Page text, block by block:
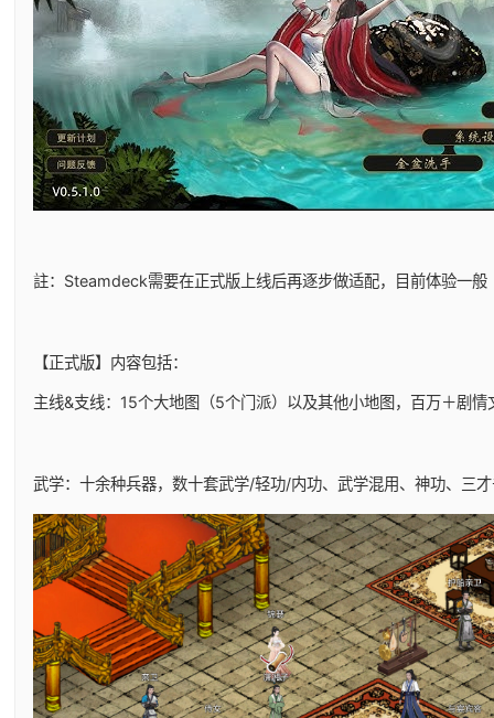
註：Steamdeck需要在正式版上线后再逐步做适配，目前体验一般
【正式版】内容包括：
主线&支线：15个大地图（5个门派）以及其他小地图，百万＋剧情
武学：十余种兵器，数十套武学/轻功/内功、武学混用、神功、三